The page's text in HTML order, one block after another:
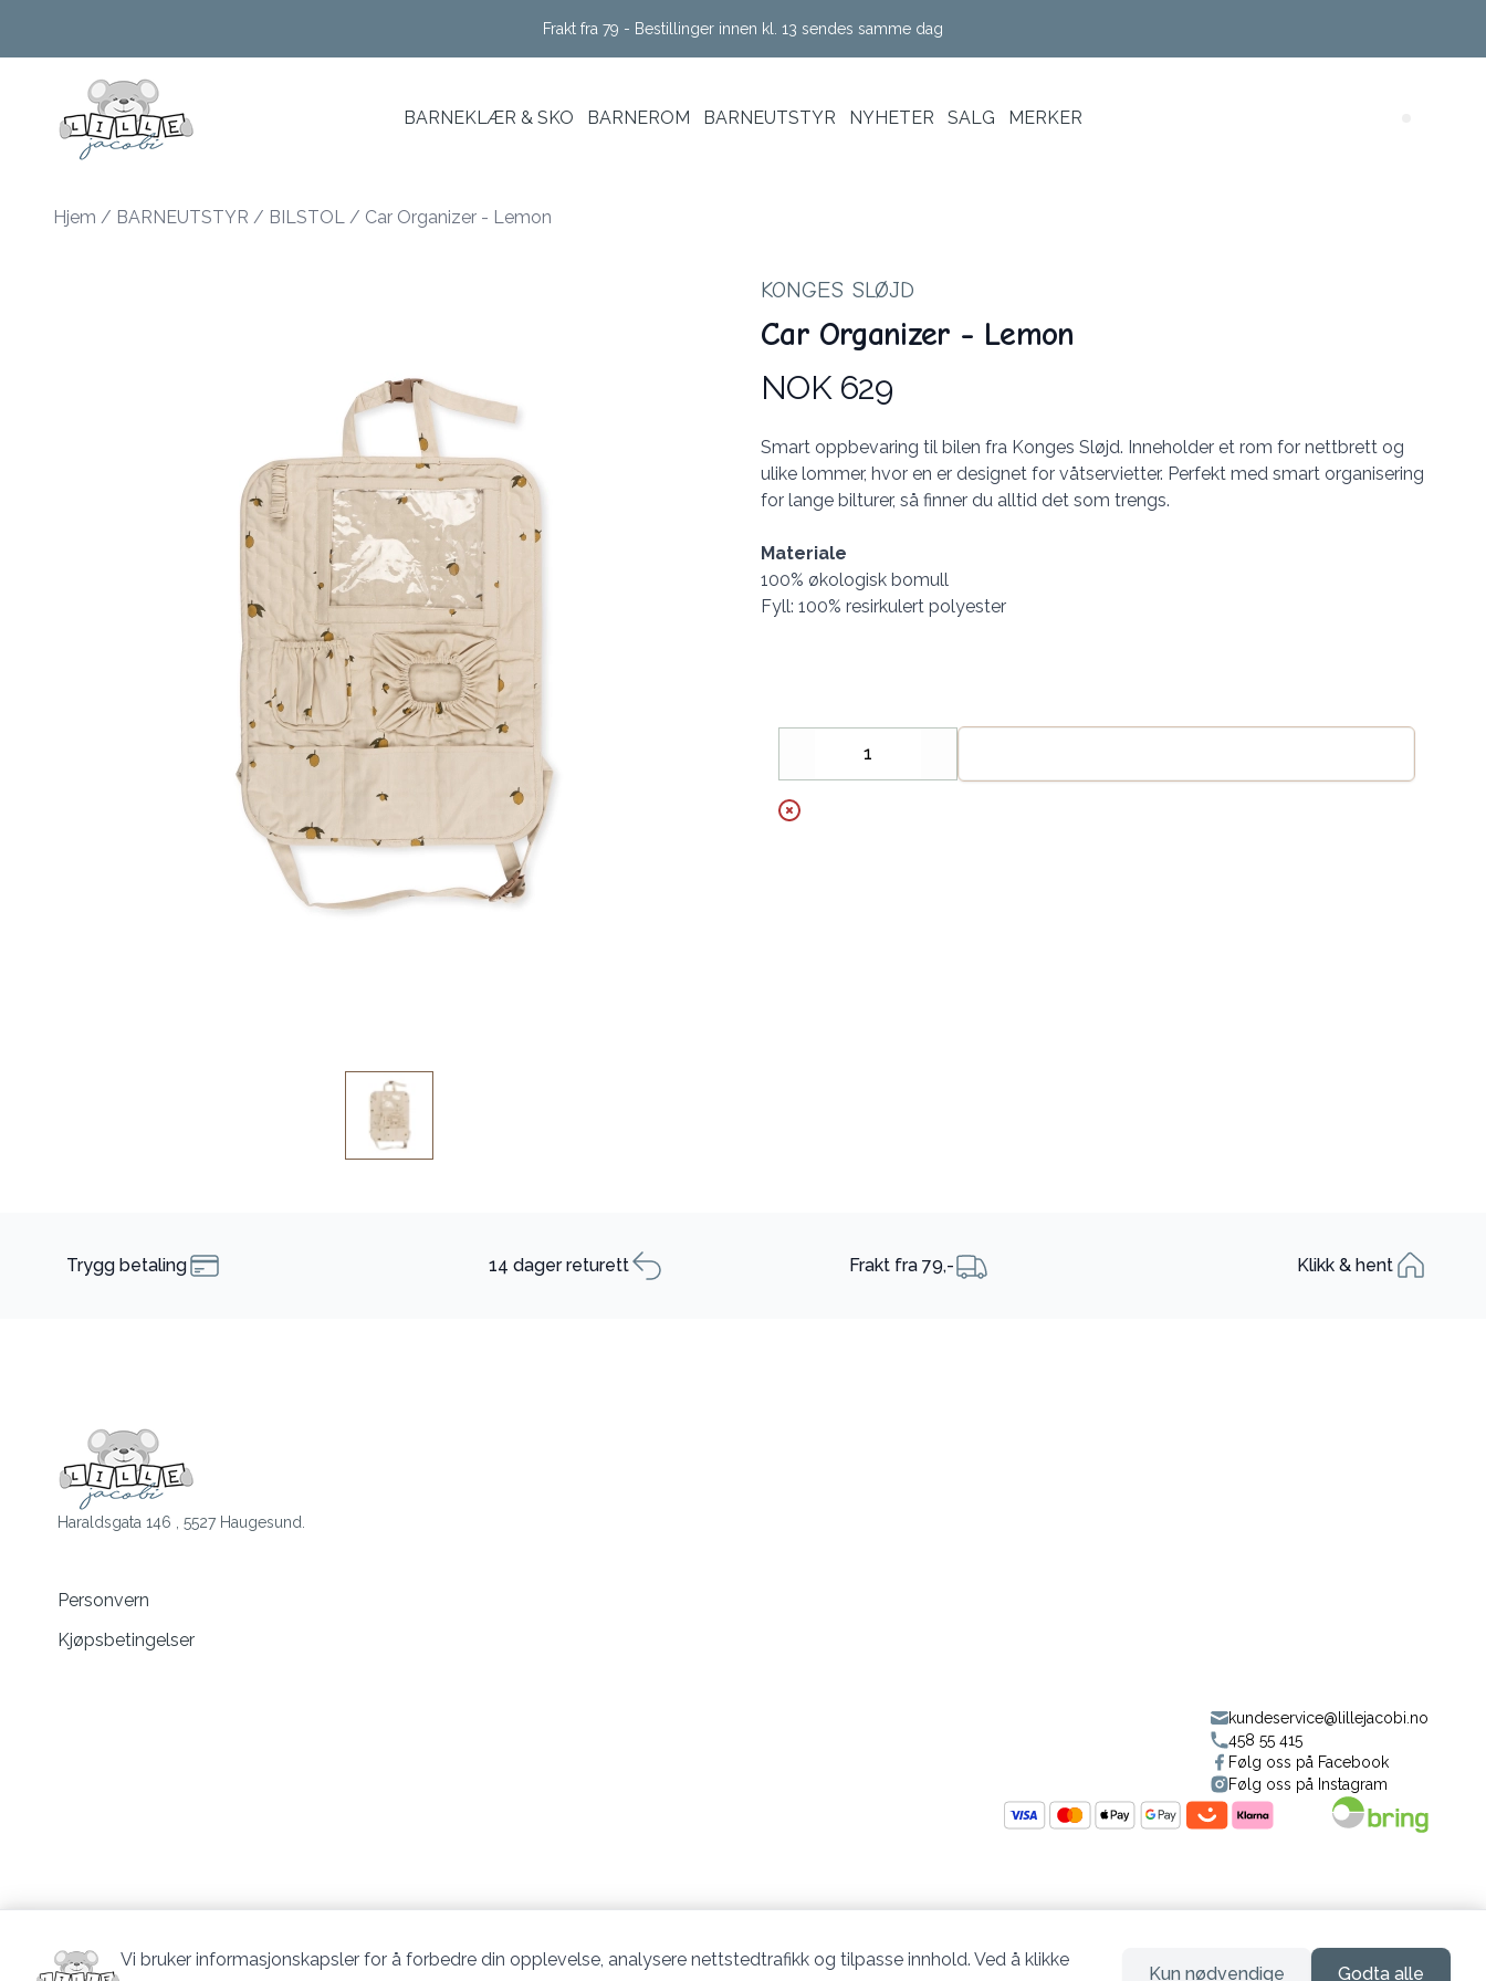
Frakt fra 79 - Bestillinger innen kl. 13 sendes samme dag
BARNEKLÆR & SKO BARNEROM BARNEUTSTYR NYHETER SALG MERKER
Hjem / BARNEUTSTYR / BILSTOL / Car Organizer - Lemon
KONGES SLØJD
Car Organizer - Lemon
Produktdetaljer
NOK 629
Description
Smart oppbevaring til bilen fra Konges Sløjd. Inneholder et rom for nettbrett og
ulike lommer, hvor en er designet for våtservietter. Perfekt med smart organisering
for lange bilturer, så finner du alltid det som trengs.
Materiale
100% økologisk bomull
Fyll: 100% resirkulert polyester
Decrease
Trygg betaling 14 dager returett Frakt fra 79,- Klikk & hent
Haraldsgata 146 , 5527 Haugesund.
Personvern
Kjøpsbetingelser
kundeservice@lillejacobi.no
458 55 415
Følg oss på Facebook
Følg oss på Instagram
Vi bruker informasjonskapsler for å forbedre din opplevelse, analysere nettstedtrafikk og tilpasse innhold. Ved å klikke
Kun nødvendige Godta alle